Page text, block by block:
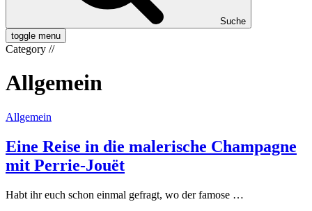
Suche
toggle menu
Category //
Allgemein
Allgemein
Eine Reise in die malerische Champagne
mit Perrie-Jouët
Habt ihr euch schon einmal gefragt, wo der famose …